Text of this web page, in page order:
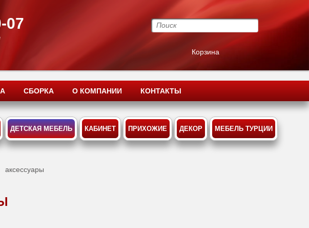
Корзина
07
СБОРКА О КОМПАНИИ КОНТАКТЫ
ДЕТСКАЯ МЕБЕЛЬ КАБИНЕТ ПРИХОЖИЕ ДЕКОР МЕБЕЛЬ ТУРЦИИ
аксессуары